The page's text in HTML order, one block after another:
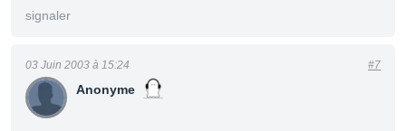
signaler
Anonyme
03 Juin 2003 à 15:24 #7